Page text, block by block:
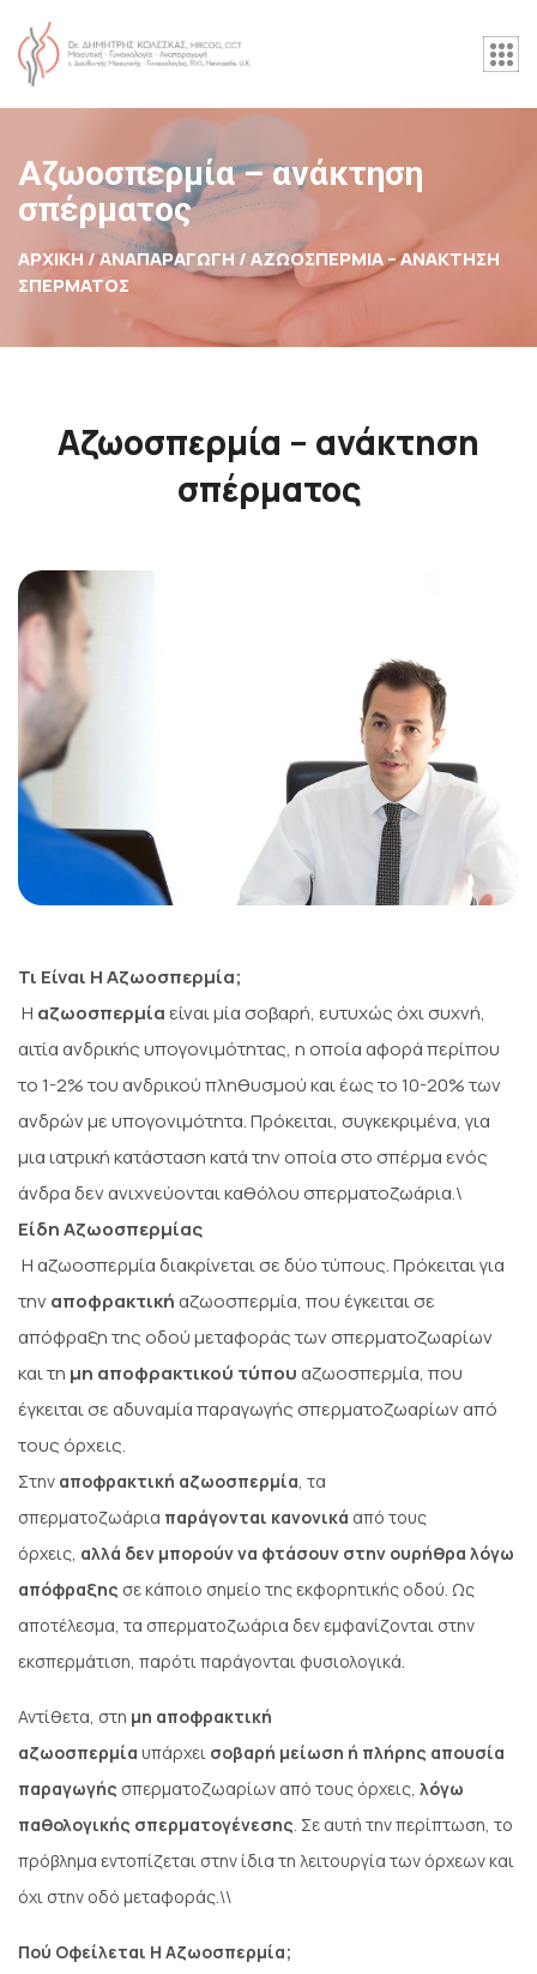
Αζωοσπερμία – ανάκτηση
σπέρματος
ΑΡΧΙΚΉ / ΑΝΑΠΑΡΑΓΩΓΗ /ΑΖΩΟΣΠΕΡΜΊΑ – ΑΝΆΚΤΗΣΗ
ΣΠΈΡΜΑΤΟΣ
Αζωοσπερμία – ανάκτηση
σπέρματος
Τι Είναι Η Αζωοσπερμία;
Η αζωοσπερμίαείναι μία σοβαρή, ευτυχώς όχι συχνή,
αιτία ανδρικής υπογονιμότητας, η οποία αφορά περίπου
το 1-2% του ανδρικού πληθυσμού και έως το 10-20% των
ανδρών με υπογονιμότητα. Πρόκειται, συγκεκριμένα, για
μια ιατρική κατάσταση κατά την οποία στο σπέρμα ενός
άνδρα δεν ανιχνεύονται καθόλου σπερματοζωάρια.\
Είδη Αζωοσπερμίας
Η αζωοσπερμία διακρίνεται σε δύο τύπους. Πρόκειται για
την αποφρακτική αζωοσπερμία, που έγκειται σε
απόφραξη της οδού μεταφοράς των σπερματοζωαρίων
και τη μη αποφρακτικού τύπου αζωοσπερμία, που
έγκειται σε αδυναμία παραγωγής σπερματοζωαρίων από
τους όρχεις.
Στην αποφρακτική αζωοσπερμία , τα
σπερματοζωάρια παράγονται κανονικά από τους
όρχεις, αλλά δεν μπορούν να φτάσουν στην ουρήθρα λόγω
απόφραξης σε κάποιο σημείο της εκφορητικής οδού. Ως
αποτέλεσμα, τα σπερματοζωάρια δεν εμφανίζονται στην
εκσπερμάτιση, παρότι παράγονται φυσιολογικά.
Αντίθετα, στη μη αποφρακτική
αζωοσπερμία υπάρχει σοβαρή μείωση ή πλήρης απουσία
παραγωγής σπερματοζωαρίων από τους όρχεις, λόγω
παθολογικής σπερματογένεσης . Σε αυτή την περίπτωση, το
πρόβλημα εντοπίζεται στην ίδια τη λειτουργία των όρχεων και
όχι στην οδό μεταφοράς.\\
Πού Οφείλεται Η Αζωοσπερμία;